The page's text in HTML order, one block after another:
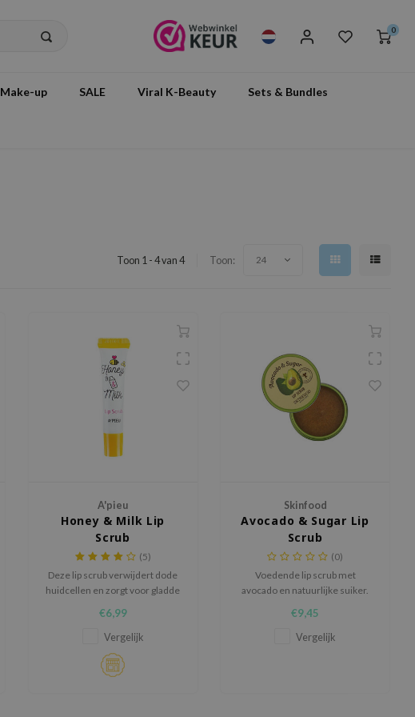
0
Make-up SALE Viral K-Beauty Sets & Bundles
Toon 1 - 4 van 4 Toon: 24
A'pieu
Honey & Milk Lip
Scrub
(5)
Deze lip scrub verwijdert dode
huidcellen en zorgt voor gladde
€6,99
Vergelijk
Skinfood
Avocado & Sugar Lip
Scrub
(0)
Voedende lip scrub met
avocado en natuurlijke suiker.
€9,45
Vergelijk